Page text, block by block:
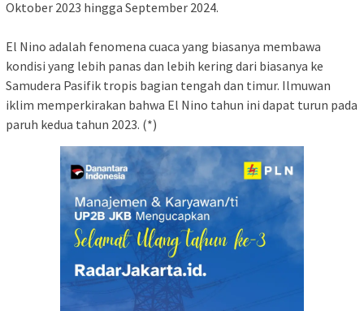
Oktober 2023 hingga September 2024.
El Nino adalah fenomena cuaca yang biasanya membawa
kondisi yang lebih panas dan lebih kering dari biasanya ke
Samudera Pasifik tropis bagian tengah dan timur. Ilmuwan
iklim memperkirakan bahwa El Nino tahun ini dapat turun pada
paruh kedua tahun 2023. (*)